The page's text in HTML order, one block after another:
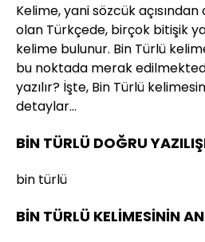
Kelime, yani sözcük
olan Türkçede, birçok bitişik
kelime bulunur. Bin Türlü
bu noktada merak
yazılır? İşte, Bin Türlü
detaylar…
BİN TÜRLÜ DOĞRU
bin türlü
BİN TÜRLÜ KELİMESİNİN